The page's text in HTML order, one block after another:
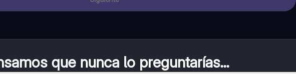
que nunca lo preguntarías...